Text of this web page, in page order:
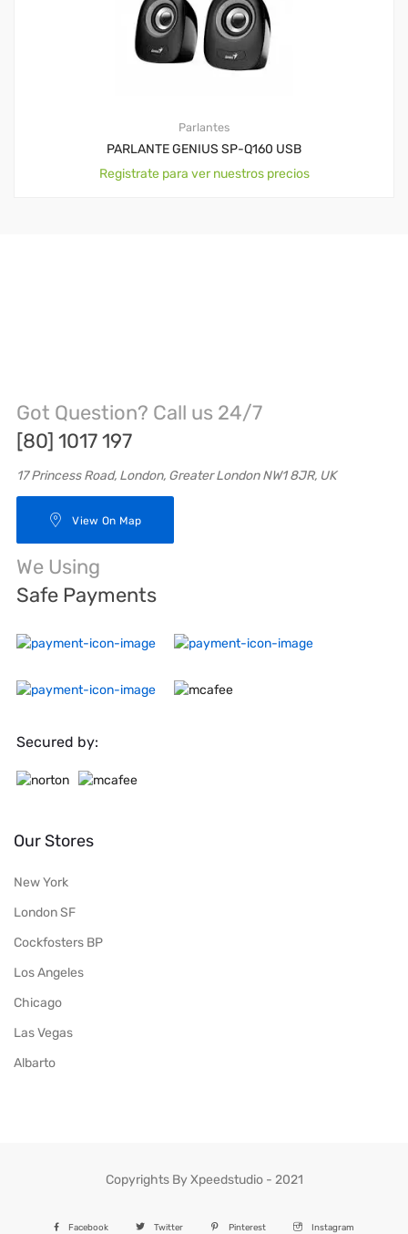
Parlantes
PARLANTE GENIUS SP-Q160 USB
Registrate para ver nuestros precios
Got Question? Call us 24/7
[80] 1017 197
17 Princess Road, London, Greater London NW1 8JR, UK
View On Map
We Using
Safe Payments
Secured by:
Our Stores
New York
London SF
Cockfosters BP
Los Angeles
Chicago
Las Vegas
Albarto
Copyrights By Xpeedstudio - 2021
Facebook Twitter Pinterest Instagram